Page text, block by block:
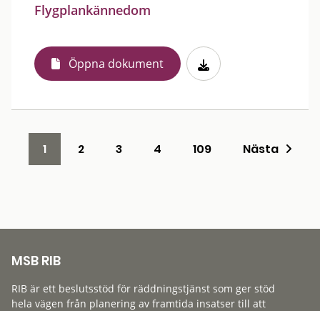
Flygplankännedom
Öppna dokument
1 2 3 4 109 Nästa
MSB RIB
RIB är ett beslutsstöd för räddningstjänst som ger stöd
hela vägen från planering av framtida insatser till att